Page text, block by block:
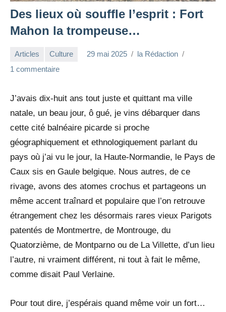
Des lieux où souffle l’esprit : Fort
Mahon la trompeuse…
Articles Culture 29 mai 2025
la Rédaction
1 commentaire
J’avais dix-huit ans tout juste et quittant ma ville
natale, un beau jour, ô gué, je vins débarquer dans
cette cité balnéaire picarde si proche
géographiquement et ethnologiquement parlant du
pays où j’ai vu le jour, la Haute-Normandie, le Pays de
Caux sis en Gaule belgique. Nous autres, de ce
rivage, avons des atomes crochus et partageons un
même accent traînard et populaire que l’on retrouve
étrangement chez les désormais rares vieux Parigots
patentés de Montmertre, de Montrouge, du
Quatorzième, de Montparno ou de La Villette, d’un lieu
l’autre, ni vraiment différent, ni tout à fait le même,
comme disait Paul Verlaine.
Pour tout dire, j’espérais quand même voir un fort…